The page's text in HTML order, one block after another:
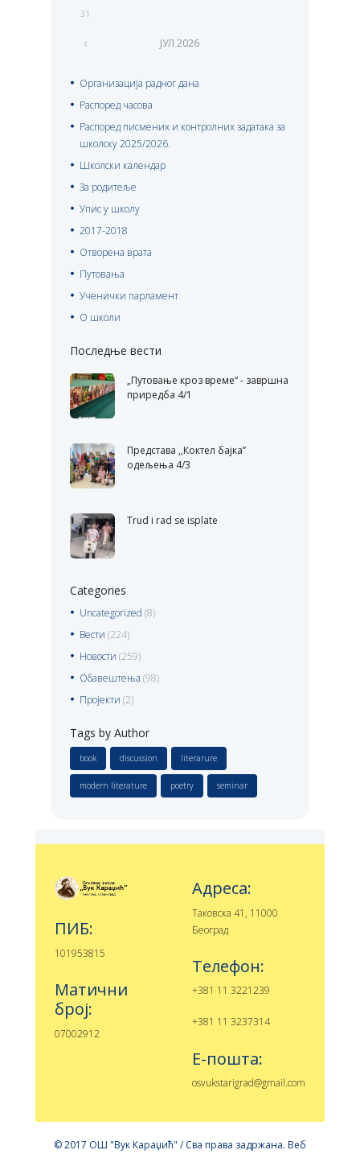
31
ЈУЛ 2026
Организација радног дана
Распоред часова
Распоред писмених и контролних задатака за
школску 2025/2026.
Школски календар
За родитеље
Упис у школу
2017-2018
Отворена врата
Путовања
Ученички парламент
О школи
Последње вести
„Путовање кроз време“ - завршна
приредба 4/1
Представа ,,Коктел бајка’’
одељења 4/3
Trud i rad se isplate
Categories
Uncategorized (8)
Вести (224)
Новости (259)
Обавештења (98)
Пројекти (2)
Tags by Author
book discussion literarure
modern literature poetry seminar
ПИБ:
101953815
Матични
број:
07002912
Адреса:
Таковска 41, 11000
Београд
Телефон:
+381 11 3221239
+381 11 3237314
Е-пошта:
osvukstarigrad@gmail.com
© 2017 ОШ "Вук Караџић" / Сва права задржана. Веб